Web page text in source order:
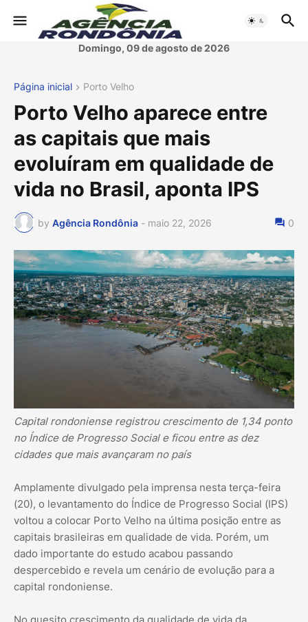
Domingo, 09 de agosto de 2026
Página inicial Porto Velho
Porto Velho aparece entre
as capitais que mais
evoluíram em qualidade de
vida no Brasil, aponta IPS
by Agência Rondônia - maio 22, 2026 0
Capital rondoniense registrou crescimento de 1,34 ponto
no Índice de Progresso Social e ficou entre as dez
cidades que mais avançaram no país
Amplamente divulgado pela imprensa nesta terça-feira
(20), o levantamento do Índice de Progresso Social (IPS)
voltou a colocar Porto Velho na última posição entre as
capitais brasileiras em qualidade de vida. Porém, um
dado importante do estudo acabou passando
despercebido e revela um cenário de evolução para a
capital rondoniense.
No quesito crescimento da qualidade de vida da